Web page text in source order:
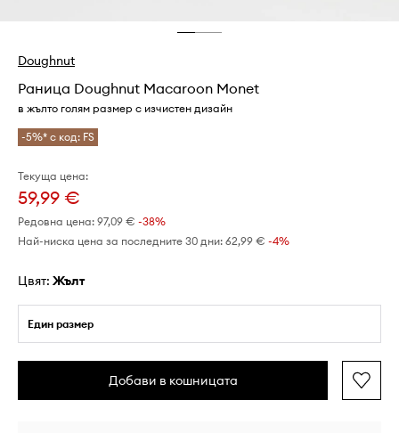
Doughnut
Раница Doughnut Macaroon Monet
в жълто голям размер с изчистен дизайн
-5%* с код: FS
Текуща цена:
59,99 €
Редовна цена: 97,09 € -38%
Най-ниска цена за последните 30 дни: 62,99 € -4%
Цвят: жълт
Един размер
Добави в кошницата